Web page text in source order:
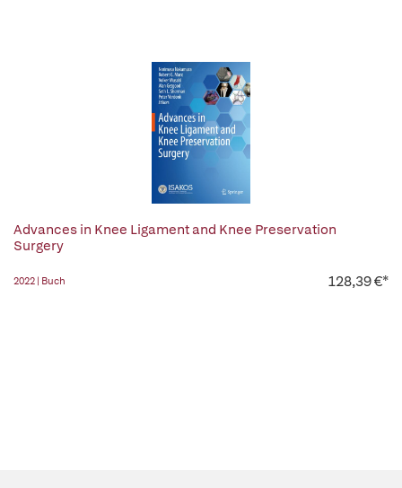
Advances in Knee Ligament and Knee Preservation
Surgery
2022 | Buch 128,39 €*